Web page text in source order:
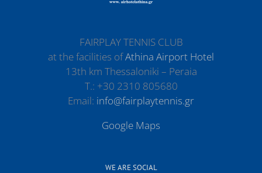
FAIRPLAY TENNIS CLUB
at the facilities ofAthina Airport Hotel
13th km Thessaloniki – Peraia
Τ.: +30 2310 805680
Email: info@fairplaytennis.gr
Google Maps
WE ARE SOCIAL